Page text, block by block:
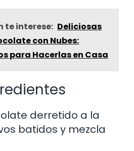
te interese: Deliciosas
con Nubes:
para Hacerlas en Casa
derretido a la
batidos y mezcla